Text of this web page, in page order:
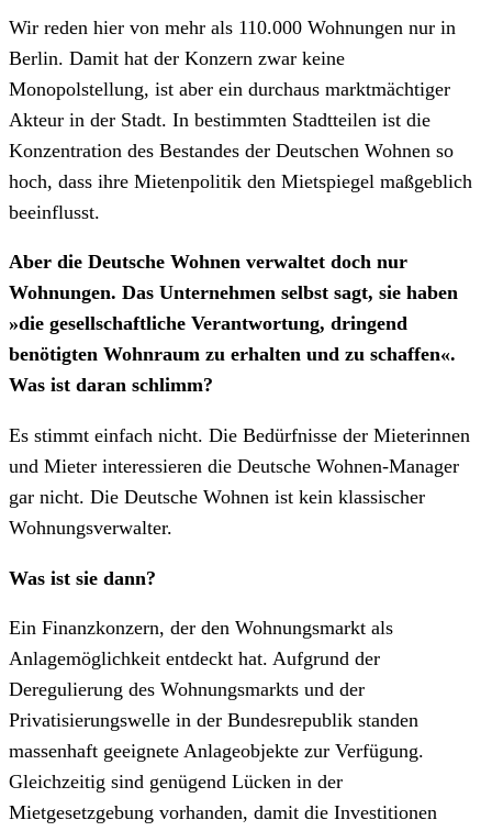
Wir reden hier von mehr als 110.000 Wohnungen nur in
Berlin. Damit hat der Konzern zwar keine
Monopolstellung, ist aber ein durchaus marktmächtiger
Akteur in der Stadt. In bestimmten Stadtteilen ist die
Konzentration des Bestandes der Deutschen Wohnen so
hoch, dass ihre Mietenpolitik den Mietspiegel maßgeblich
beeinflusst.
Aber die Deutsche Wohnen verwaltet doch nur
Wohnungen. Das Unternehmen selbst sagt, sie haben
»die gesellschaftliche Verantwortung, dringend
benötigten Wohnraum zu erhalten und zu schaffen«.
Was ist daran schlimm?
Es stimmt einfach nicht. Die Bedürfnisse der Mieterinnen
und Mieter interessieren die Deutsche Wohnen-Manager
gar nicht. Die Deutsche Wohnen ist kein klassischer
Wohnungsverwalter.
Was ist sie dann?
Ein Finanzkonzern, der den Wohnungsmarkt als
Anlagemöglichkeit entdeckt hat. Aufgrund der
Deregulierung des Wohnungsmarkts und der
Privatisierungswelle in der Bundesrepublik standen
massenhaft geeignete Anlageobjekte zur Verfügung.
Gleichzeitig sind genügend Lücken in der
Mietgesetzgebung vorhanden, damit die Investitionen